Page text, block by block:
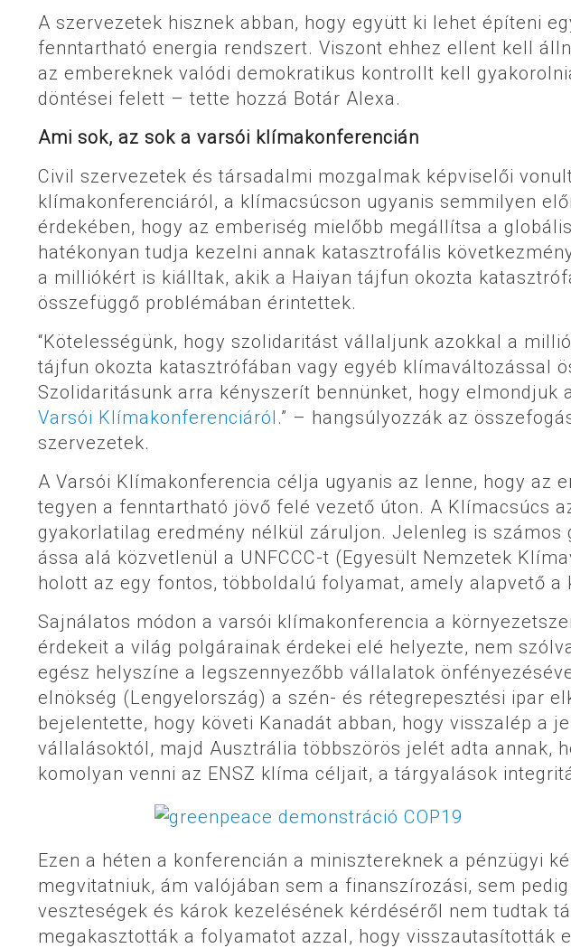
A szervezetek hisznek abban, hogy együtt ki lehet építeni
fenntartható energia rendszert. Viszont ehhez ellent kell
az embereknek valódi demokratikus kontrollt kell
döntései felett – tette hozzá Botár Alexa.
Ami sok, az sok a varsói klímakonferencián
Civil szervezetek és társadalmi mozgalmak képviselői
klímakonferenciáról, a klímacsúcson ugyanis semmilyen
érdekében, hogy az emberiség mielőbb megállítsa a
hatékonyan tudja kezelni annak katasztrofális
a milliókért is kiálltak, akik a Haiyan tájfun okozta
összefüggő problémában érintettek.
“Kötelességünk, hogy szolidaritást vállaljunk azokkal a
tájfun okozta katasztrófában vagy egyéb klímaváltozással
Szolidaritásunk arra kényszerít bennünket, hogy elmondjuk
Varsói Klímakonferenciáról .” – hangsúlyozzák az
szervezetek.
A Varsói Klímakonferencia célja ugyanis az lenne, hogy az
tegyen a fenntartható jövő felé vezető úton. A Klímacsúcs
gyakorlatilag eredmény nélkül záruljon. Jelenleg is számos
ássa alá közvetlenül a UNFCCC-t (Egyesült Nemzetek
holott az egy fontos, többoldalú folyamat, amely alapvető a
Sajnálatos módon a varsói klímakonferencia a
érdekeit a világ polgárainak érdekei elé helyezte, nem
egész helyszíne a legszennyezőbb vállalatok
elnökség (Lengyelország) a szén- és rétegrepesztési ipar
bejelentette, hogy követi Kanadát abban, hogy visszalép a
vállalásoktól, majd Ausztrália többszörös jelét adta annak,
komolyan venni az ENSZ klíma céljait, a tárgyalások
Ezen a héten a konferencián a minisztereknek a pénzügyi
megvitatniuk, ám valójában sem a finanszírozási, sem
veszteségek és károk kezelésének kérdéséről nem tudtak
megakasztották a folyamatot azzal, hogy visszautasították